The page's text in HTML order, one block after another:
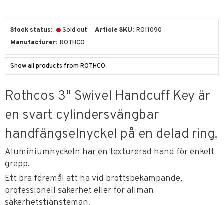
Stock status Sold out Article SKU RO11090
Manufacturer ROTHCO
Show all products from ROTHCO
Rothcos 3" Swivel Handcuff Key är
en svart cylindersvängbar
handfängselnyckel på en delad ring.
Aluminiumnyckeln har en texturerad hand för enkelt
grepp.
Ett bra föremål att ha vid brottsbekämpande,
professionell säkerhet eller för allmän